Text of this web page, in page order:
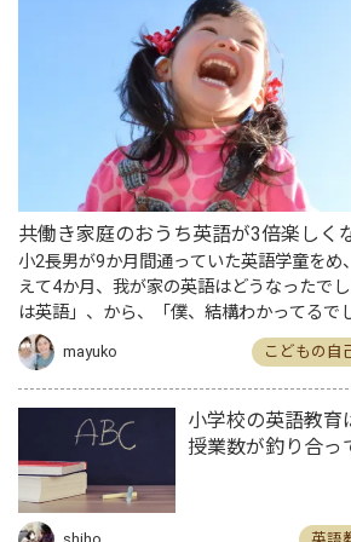
共働き家庭のおうち英語が3倍楽しく
小2長男が9か月間通っていた英語学童をめ
えて4か月、我が家の英語はどうなったで
は英語」、から、「僕、結構わかってるで
る気がしてきた！」に変わってきました。
供…
mayuko こどもの自
小学校の英語教育
授業数が釣り合っ